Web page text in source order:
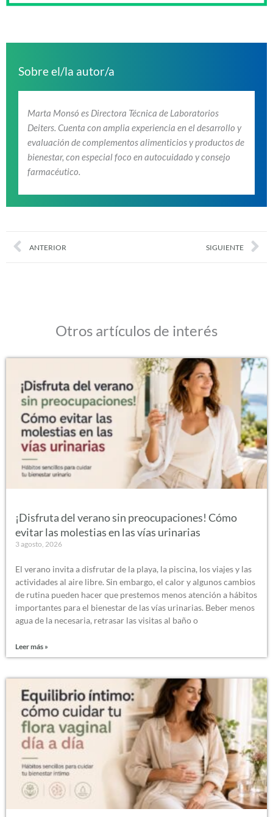
Sobre el/la autor/a
Marta Monsó es Directora Técnica de Laboratorios
Deiters. Cuenta con amplia experiencia en el desarrollo y
evaluación de complementos alimenticios y productos de
bienestar, con especial foco en autocuidado y consejo
farmacéutico.
PrevANTERIOR SIGUIENTE
Otros artículos de interés
¡Disfruta del verano sin preocupaciones! Cómo
evitar las molestias en las vías urinarias
3 agosto, 2026
El verano invita a disfrutar de la playa, la piscina, los viajes y las
actividades al aire libre. Sin embargo, el calor y algunos cambios
de rutina pueden hacer que prestemos menos atención a hábitos
importantes para el bienestar de las vías urinarias. Beber menos
agua de la necesaria, retrasar las visitas al baño o
Leer más »